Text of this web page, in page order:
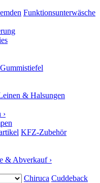
Funktionsunterwäsche
Gummistiefel
& Halsungen
›
KFZ-Zubehör
& Abverkauf ›
Chiruca Cuddeback